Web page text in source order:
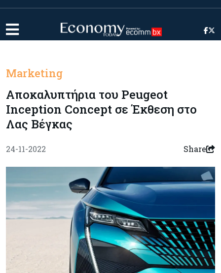
Marketing
Αποκαλυπτήρια του Peugeot
Inception Concept σε Έκθεση στο
Λας Βέγκας
24-11-2022 Share